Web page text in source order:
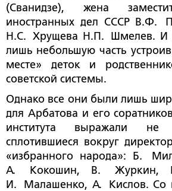
(Сванидзе), жена
иностранных дел СССР В.Ф.
Н.С. Хрущева Н.П. Шмелев. И
лишь небольшую часть
месте» деток и
советской системы.
Однако все они были лишь
для Арбатова и его
института выражали не
сплотившиеся вокруг
«избранного народа»: Б.
А. Кокошин, В. Журкин,
И. Малашенко, А. Кислов. Со